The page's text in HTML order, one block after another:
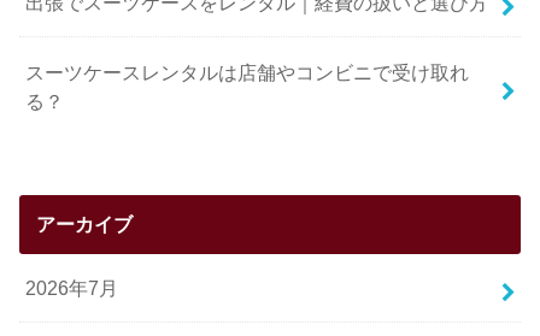
スーツケースレンタルは店舗やコンビニで受け取れ
る？
アーカイブ
2026年7月